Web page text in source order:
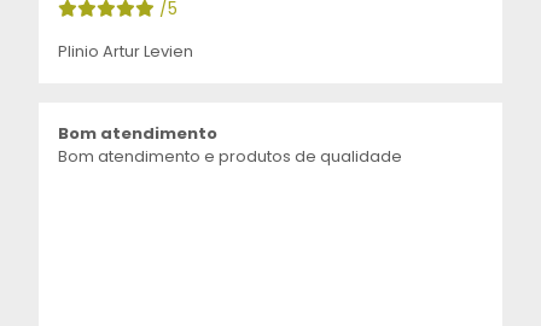
/5
Plinio Artur Levien
Bom atendimento
Bom atendimento e produtos de qualidade